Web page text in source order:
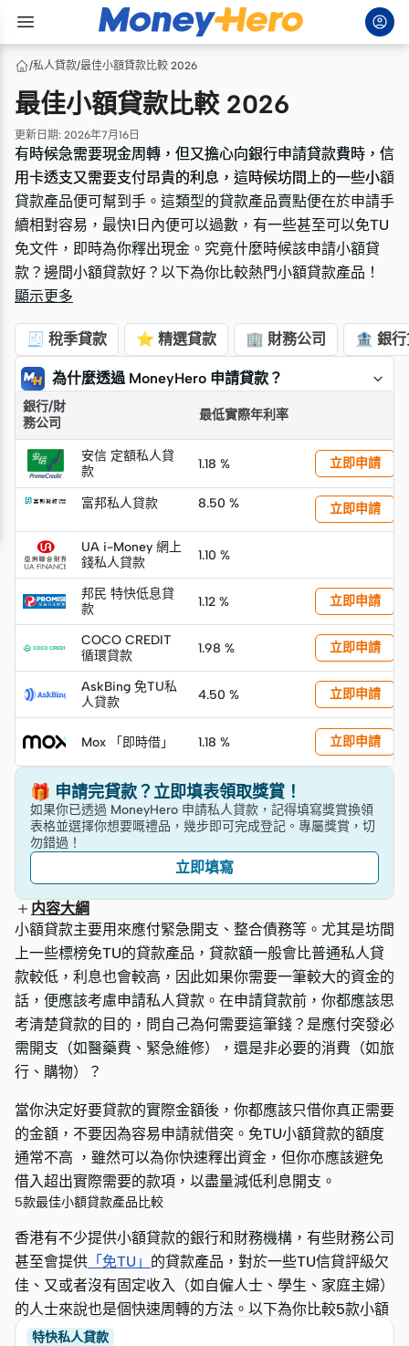
/私人貸款/最佳小額貸款比較 2026
最佳小額貸款比較 2026
更新日期: 2026年7月16日
有時候急需要現金周轉，但又擔心向銀行申請貸款費時，信
用卡透支又需要支付昂貴的利息，這時候坊間上的一些小額
貸款產品便可幫到手。這類型的貸款產品賣點便在於申請手
續相對容易，最快1日內便可以過數，有一些甚至可以免TU
免文件，即時為你釋出現金。究竟什麼時候該申請小額貸
款？邊間小額貸款好？以下為你比較熱門小額貸款產品！
有時候急需要現金周轉，但又擔心向銀行申請貸款費時，信
用卡透支又需要支付昂貴的利息，這時候坊間上的一些小額
貸款產品便可幫到手。這類型的貸款產品賣點便在於申請手
續相對容易，最快1日內便可以過數，有一些甚至可以免TU
免文件，即時為你釋出現金。究竟什麼時候該申請小額貸
款？邊間小額貸款好？以下為你比較熱門小額貸款產品！
顯示更多
🧾 稅季貸款 ⭐ 精選貸款 🏢 財務公司 🏦 銀
為什麼透過 MoneyHero 申請貸款？
「快速摘要」
銀行/財
務公司
最低實際年利率
安信 定額私人貸
款
1.18 % 立即申請
富邦私人貸款 8.50 % 立即申請
UA i-Money 網上
錢私人貸款
1.10 %
邦民 特快低息貸
款
1.12 % 立即申請
COCO CREDIT
循環貸款
1.98 % 立即申請
AskBing 免TU私
人貸款
4.50 % 立即申請
Mox 「即時借」 1.18 % 立即申請
🎁 申請完貸款？立即填表領取獎賞！
如果你已透過 MoneyHero 申請私人貸款，記得填寫獎賞換領
表格並選擇你想要嘅禮品，幾步即可完成登記。專屬獎賞，切
勿錯過！
立即填寫
内容大綱
小額貸款主要用來應付緊急開支、整合債務等。尤其是坊間
上一些標榜免TU的貸款產品，貸款額一般會比普通私人貸
款較低，利息也會較高，因此如果你需要一筆較大的資金的
話，便應該考慮申請私人貸款。在申請貸款前，你都應該思
考清楚貸款的目的，問自己為何需要這筆錢？是應付突發必
需開支（如醫藥費、緊急維修），還是非必要的消費（如旅
行、購物）？
當你決定好要貸款的實際金額後，你都應該只借你真正需要
的金額，不要因為容易申請就借突。免TU小額貸款的額度
通常不高 ，雖然可以為你快速釋出資金，但你亦應該避免
借入超出實際需要的款項，以盡量減低利息開支。
5款最佳小額貸款產品比較
香港有不少提供小額貸款的銀行和財務機構，有些財務公司
甚至會提供 「免TU」 的貸款產品，對於一些TU信貸評級欠
佳、又或者沒有固定收入（如自僱人士、學生、家庭主婦）
的人士來說也是個快速周轉的方法。以下為你比較5款小額
貸款：
特快私人貸款